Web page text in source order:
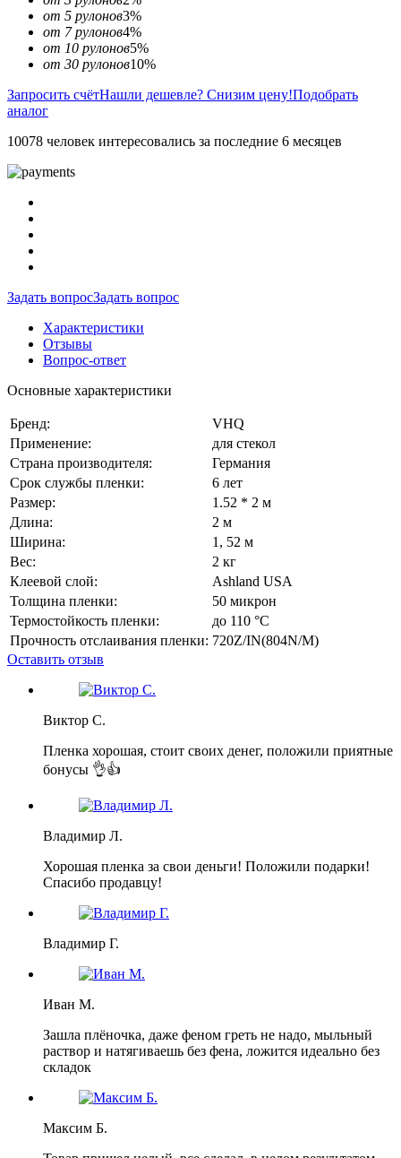
от 5 рулонов3%
от 7 рулонов4%
от 10 рулонов5%
от 30 рулонов10%
Запросить счётНашли дешевле? Снизим цену!Подобрать
аналог
10078 человек интересовались за последние 6 месяцев
Задать вопросЗадать вопрос
Характеристики
Отзывы
Вопрос-ответ
Основные характеристики
Бренд:
VHQ
Применение:
для стекол
Страна производителя:
Германия
Срок службы пленки:
6 лет
Размер:
1.52 * 2 м
Длина:
2 м
Ширина:
1, 52 м
Вес:
2 кг
Клеевой слой:
Ashland USA
Толщина пленки:
50 микрон
Термостойкость пленки:
до 110 °C
Прочность отслаивания пленки: 720Z/IN(804N/M)
Оставить отзыв
Виктор С.
Пленка хорошая, стоит своих денег, положили приятные
бонусы 👌👍
Владимир Л.
Хорошая пленка за свои деньги! Положили подарки!
Спасибо продавцу!
Владимир Г.
Иван М.
Зашла плёночка, даже феном греть не надо, мыльный
раствор и натягиваешь без фена, ложится идеально без
складок
Максим Б.